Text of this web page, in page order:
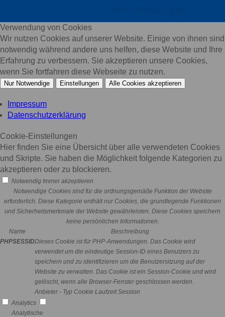
twin Homepages
Verwendung von Cookies
Wir nutzen Cookies auf unserer Website. Einige von ihnen sind
notwendig während andere uns helfen, diese Website und Ihre
Erfahrung zu verbessern. Sie akzeptieren unsere Cookies,
wenn Sie fortfahren diese Webseite zu nutzen.
Nur Notwendige Einstellungen Alle Cookies akzeptieren
Impressum
Datenschutzerklärung
Cookie-Einstellungen
Hier finden Sie eine Übersicht über alle verwendeten Cookies
und Skripte. Sie haben die Möglichkeit folgende Kategorien zu
akzeptieren oder zu blockieren.
Notwendig Immer akzeptieren
Notwendige Cookies sind für die ordnungsgemäße Funktion der Website
erforderlich. Diese Kategorie enthält nur Cookies, die grundlegende Funktionen
und Sicherheitsmerkmale der Website gewährleisten. Diese Cookies speichern
keine persönlichen Informationen.
Name
Beschreibung
PHPSESSIDDieses Cookie ist für PHP-Anwendungen. Das Cookie wird
verwendet um die eindeutige Session-ID eines Benutzers zu
speichern und zu identifizieren um die Benutzersitzung auf der
Website zu verwalten. Das Cookie ist ein Session-Cookie und wird
gelöscht, wenn alle Browser-Fenster geschlossen werden.
Anbieter - Typ Cookie Laufzeit Session
Analytics
Analytische